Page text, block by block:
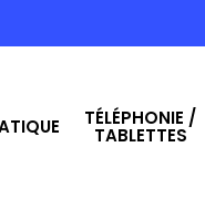
TÉLÉPHONIE /
TABLETTES